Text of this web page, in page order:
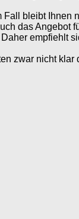
bleibt Ihnen
das Angebot
empfiehlt
zwar nicht klar